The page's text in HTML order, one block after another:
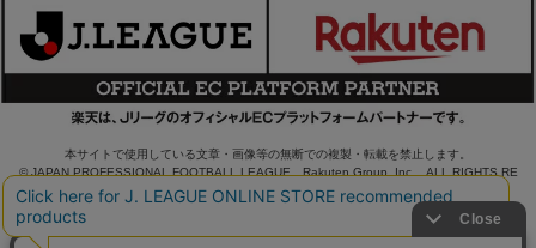
本サイトで使用している文章・画像等の無断での複製・転載を禁止します。
© JAPAN PROFESSIONAL FOOTBALL LEAGUE Rakuten Group, Inc. ALL RIGHTS RE
SERVED.